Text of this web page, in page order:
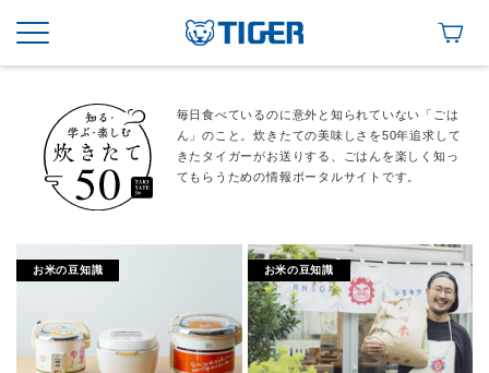
毎日食べているのに意外と知られていない「ごは
ん」のこと。炊きたての美味しさを50年追求して
きたタイガーがお送りする、ごはんを楽しく知っ
てもらうための情報ポータルサイトです。
お米の豆知識 お米の豆知識